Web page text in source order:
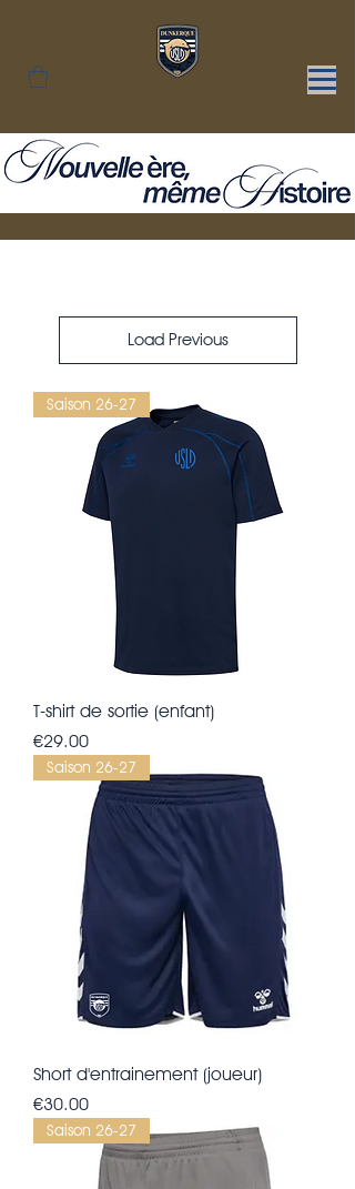
Load Previous
Saison 26-27
T-shirt de sortie (enfant)
Price
€29.00
Saison 26-27
Short d'entrainement (joueur)
Price
€30.00
Saison 26-27